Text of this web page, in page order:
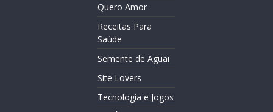
Quero Amor
Receitas Para
Saúde
Semente de Aguai
Site Lovers
Tecnologia e Jogos